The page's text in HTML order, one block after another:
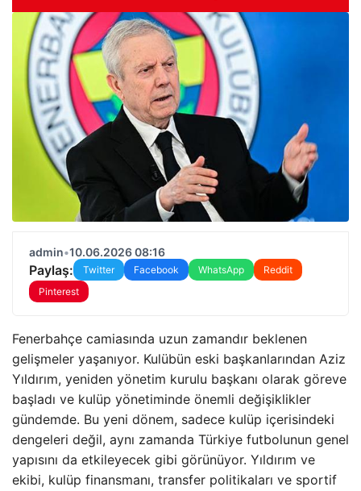
admin•10.06.2026 08:16
Paylaş: Twitter Facebook WhatsApp
Reddit
Pinterest
Fenerbahçe camiasında uzun zamandır beklenen
gelişmeler yaşanıyor. Kulübün eski başkanlarından Aziz
Yıldırım, yeniden yönetim kurulu başkanı olarak göreve
başladı ve kulüp yönetiminde önemli değişiklikler
gündemde. Bu yeni dönem, sadece kulüp içerisindeki
dengeleri değil, aynı zamanda Türkiye futbolunun genel
yapısını da etkileyecek gibi görünüyor. Yıldırım ve
ekibi, kulüp finansmanı, transfer politikaları ve sportif